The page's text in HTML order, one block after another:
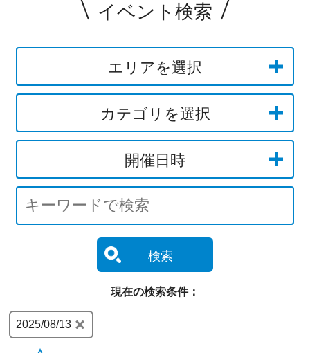
イベント検索
エリアを選択
カテゴリを選択
開催日時
検索
現在の検索条件：
2025/08/13